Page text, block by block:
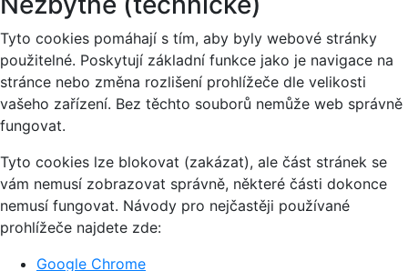
Tyto cookies pomáhají s tím, aby byly webové stránky
použitelné. Poskytují základní funkce jako je navigace na
stránce nebo změna rozlišení prohlížeče dle velikosti
vašeho zařízení. Bez těchto souborů nemůže web správně
fungovat.
Tyto cookies lze blokovat (zakázat), ale část stránek se
vám nemusí zobrazovat správně, některé části dokonce
nemusí fungovat. Návody pro nejčastěji používané
prohlížeče najdete zde:
Google Chrome